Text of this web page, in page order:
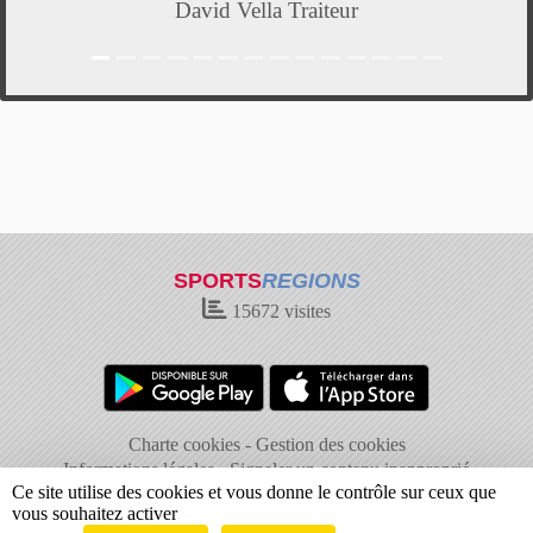
David Vella Traiteur
SPORTSREGIONS
15672 visites
Charte cookies
Gestion des cookies
Informations légales
Signaler un contenu inapproprié
Ce site utilise des cookies et vous donne le contrôle sur ceux que
vous souhaitez activer